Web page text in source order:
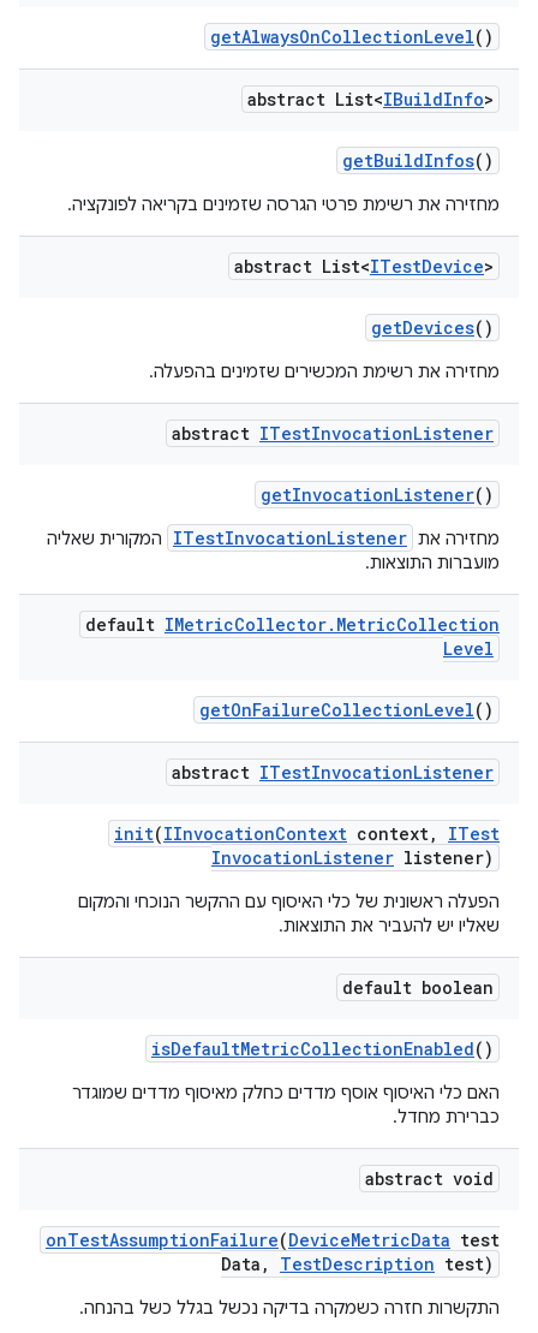
getAlwaysOnCollectionLevel()
abstract List<IBuildInfo>
getBuildInfos()
מחזירה את רשימת פרטי הגרסה שזמינים בקריאה לפונקציה.
abstract List<ITestDevice>
getDevices()
מחזירה את רשימת המכשירים שזמינים בהפעלה.
abstract ITestInvocationListener
getInvocationListener()
מחזירה את ITestInvocationListener
המקורית שאליה
מועברות התוצאות.
default IMetricCollector. MetricCollection
Level
getOnFailureCollectionLevel()
abstract ITestInvocationListener
init(IInvocationContext context,
ITest
InvocationListener listener)
הפעלה ראשונית של כלי האיסוף עם ההקשר הנוכחי והמקום
שאליו יש להעביר את התוצאות.
default boolean
isDefaultMetricCollectionEnabled()
האם כלי האיסוף אוסף מדדים כחלק מאיסוף מדדים שמוגדר
כברירת מחדל.
abstract void
onTestAssumptionFailure(DeviceMetricData test
Data , TestDescription test)
התקשרות חזרה כשמקרה בדיקה נכשל בגלל כשל בהנחה.